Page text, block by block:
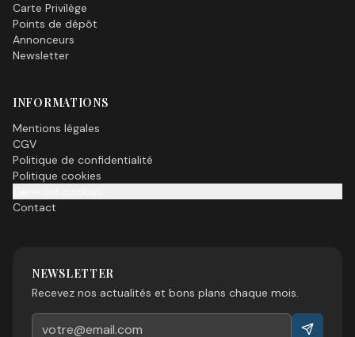
Carte Privilège
Points de dépôt
Annonceurs
Newsletter
INFORMATIONS
Mentions légales
CGV
Politique de confidentialité
Politique cookies
Contact
NEWSLETTER
Recevez nos actualités et bons plans chaque mois.